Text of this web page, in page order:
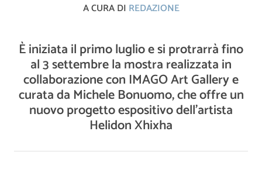
A CURA DI REDAZIONE
È iniziata il primo luglio e si protrarrà fino
al 3 settembre la mostra realizzata in
collaborazione con IMAGO Art Gallery e
curata da Michele Bonuomo, che offre un
nuovo progetto espositivo dell’artista
Helidon Xhixha